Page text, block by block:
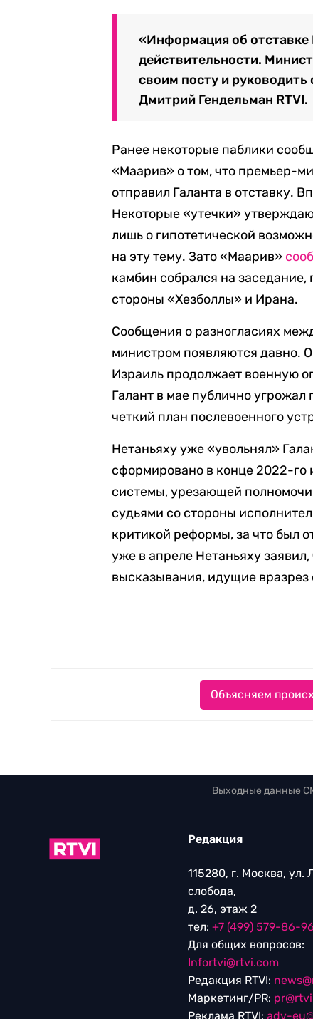
«Информация об отставке
действительности.
своим посту и
Дмитрий Гендельман RTVI.
Ранее некоторые паблики
«Маарив» о том, что премьер-
отправил Галанта в отставку.
Некоторые «утечки»
лишь о гипотетической
на эту тему. Зато «Маарив»
камбин собрался на
стороны «Хезболлы» и Ирана.
Сообщения о разногласиях
министром появляются давно.
Израиль продолжает военную
Галант в мае публично угрожал
четкий план послевоенного
Нетаньяху уже «увольнял»
сформировано в конце 2022-го
системы, урезающей
судьями со стороны
критикой реформы, за что был
уже в апреле Нетаньяху
высказывания, идущие вразрез
Объясняем
Выходные данные
Редакция
115280, г. Москва, ул.
слобода,
д. 26, этаж 2
тел: +7 (499) 579-86-96
Для общих вопросов:
Infortvi@rtvi.com
Редакция RTVI:
Маркетинг/PR:
Реклама RTVI: adv-